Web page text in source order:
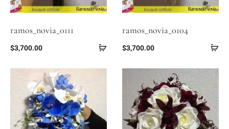
ramos_novia_0111
$3,700.00
ramos_novia_0104
$3,700.00